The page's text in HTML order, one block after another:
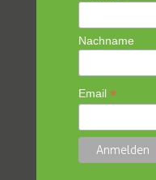
Nachname
Email*